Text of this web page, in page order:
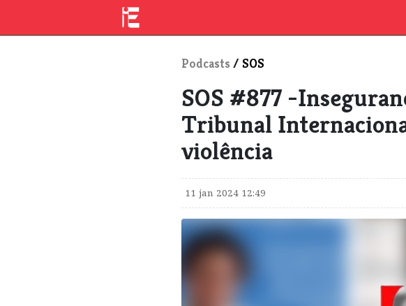
Podcasts / SOS
SOS #877 -
Tribunal
violência
11 jan 2024 12:49